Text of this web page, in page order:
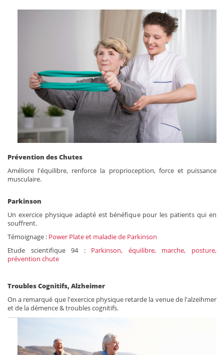
Prévention des Chutes
Améliore l'équilibre, renforce la proprioception, force et puissance
musculaire.
Parkinson
Un exercice physique adapté est bénéfique pour les patients qui en
souffrent.
Témoignage : Power Plate et maladie de Parkinson
Etude scientifique 94 : Parkinson, équilibre, marche, posture,
prévention chute
Troubles Cognitifs, Alzheimer
On a remarqué que l'exercice physique retarde la venue de l'alzeihmer
et de la démence & troubles cognitifs.